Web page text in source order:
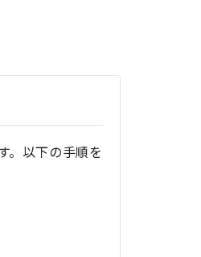
。以下の手順を